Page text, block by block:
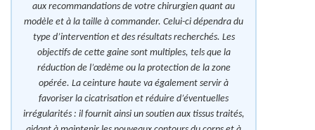
aux recommandations de votre chirurgien quant au
modèle et à la taille à commander. Celui-ci dépendra du
type d’intervention et des résultats recherchés. Les
objectifs de cette gaine sont multiples, tels que la
réduction de l’œdème ou la protection de la zone
opérée. La ceinture haute va également servir à
favoriser la cicatrisation et réduire d’éventuelles
irrégularités : il fournit ainsi un soutien aux tissus traités,